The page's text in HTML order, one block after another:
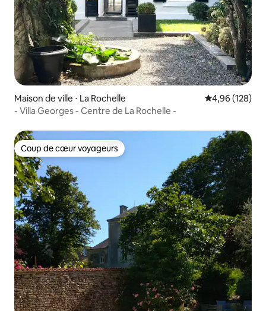
Maison de ville ⋅ La Rochelle Évaluation
4,96 (128)
- Villa Georges - Centre de La Rochelle -
Coup de cœur voyageurs
Coup de cœur voyageurs